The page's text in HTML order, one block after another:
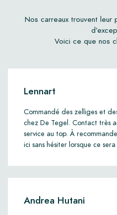
Nos carreaux trouvent leur
Voici ce que nos
Lennart
Commandé des zelliges et
chez De Tegel. Contact très
service au top. À
ici sans hésiter lorsque ce
Andrea Hutani